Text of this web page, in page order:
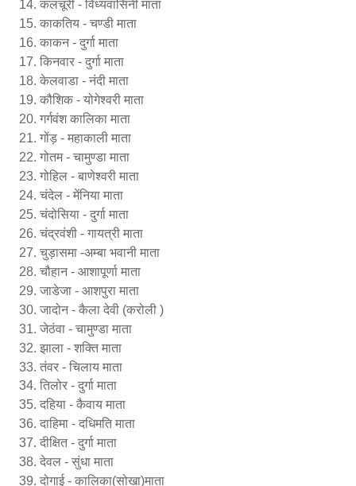
कलचूरी - विंध्यवासिनी माता
काकतिय - चण्डी माता
काकन - दुर्गा माता
किनवार - दुर्गा माता
केलवाडा - नंदी माता
कौशिक - योगेश्वरी माता
गर्गवंश कालिका माता
गोंड़ - महाकाली माता
गोतम - चामुण्डा माता
गोहिल - बाणेश्वरी माता
चंदेल - मेंनिया माता
चंदोसिया - दुर्गा माता
चंद्रवंशी - गायत्री माता
चुड़ासमा -अम्बा भवानी माता
चौहान - आशापूर्णा माता
जाडेजा - आशपुरा माता
जादोन - कैला देवी (करोली )
जेठंवा - चामुण्डा माता
झाला - शक्ति माता
तंवर - चिलाय माता
तिलोर - दुर्गा माता
दहिया - कैवाय माता
दाहिमा - दधिमति माता
दीक्षित - दुर्गा माता
देवल - सुंधा माता
दोगाई - कालिका(सोखा)माता